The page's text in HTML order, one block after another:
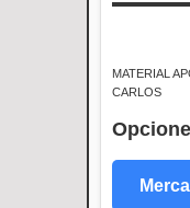
MATERIAL
CARLOS